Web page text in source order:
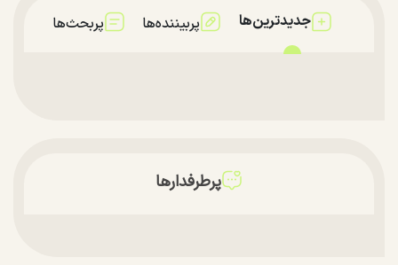
جدیدترین‌ها پربیننده‌ها پربحث‌ها
پرطرفدارها